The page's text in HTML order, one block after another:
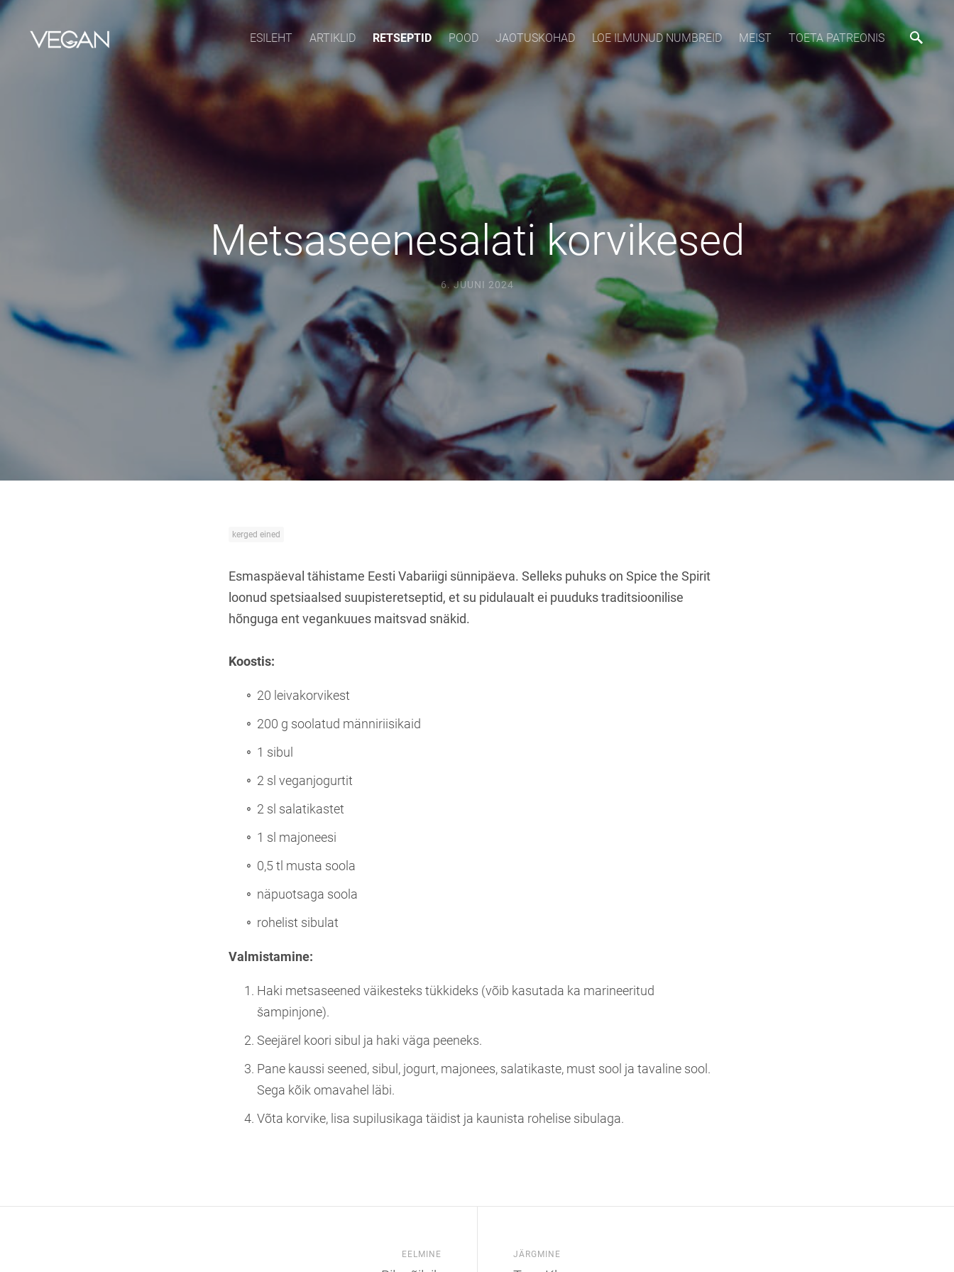
ESILEHT ARTIKLID RETSEPTID POOD JAOTUSKOHAD LOE ILMUNUD NUMBREID MEIST TOETA PATREONIS
Metsaseenesalati korvikesed
6. JUUNI 2024
kerged eined
Esmaspäeval tähistame Eesti Vabariigi sünnipäeva. Selleks puhuks on Spice the Spirit
loonud spetsiaalsed suupisteretseptid, et su pidulaualt ei puuduks traditsioonilise
hõnguga ent vegankuues maitsvad snäkid.
Koostis:
20 leivakorvikest
200 g soolatud männiriisikaid
1 sibul
2 sl veganjogurtit
2 sl salatikastet
1 sl majoneesi
0,5 tl musta soola
näpuotsaga soola
rohelist sibulat
Valmistamine:
Haki metsaseened väikesteks tükkideks (võib kasutada ka marineeritud
šampinjone).
Seejärel koori sibul ja haki väga peeneks.
Pane kaussi seened, sibul, jogurt, majonees, salatikaste, must sool ja tavaline sool.
Sega kõik omavahel läbi.
Võta korvike, lisa supilusikaga täidist ja kaunista rohelise sibulaga.
EELMINE JÄRGMINE